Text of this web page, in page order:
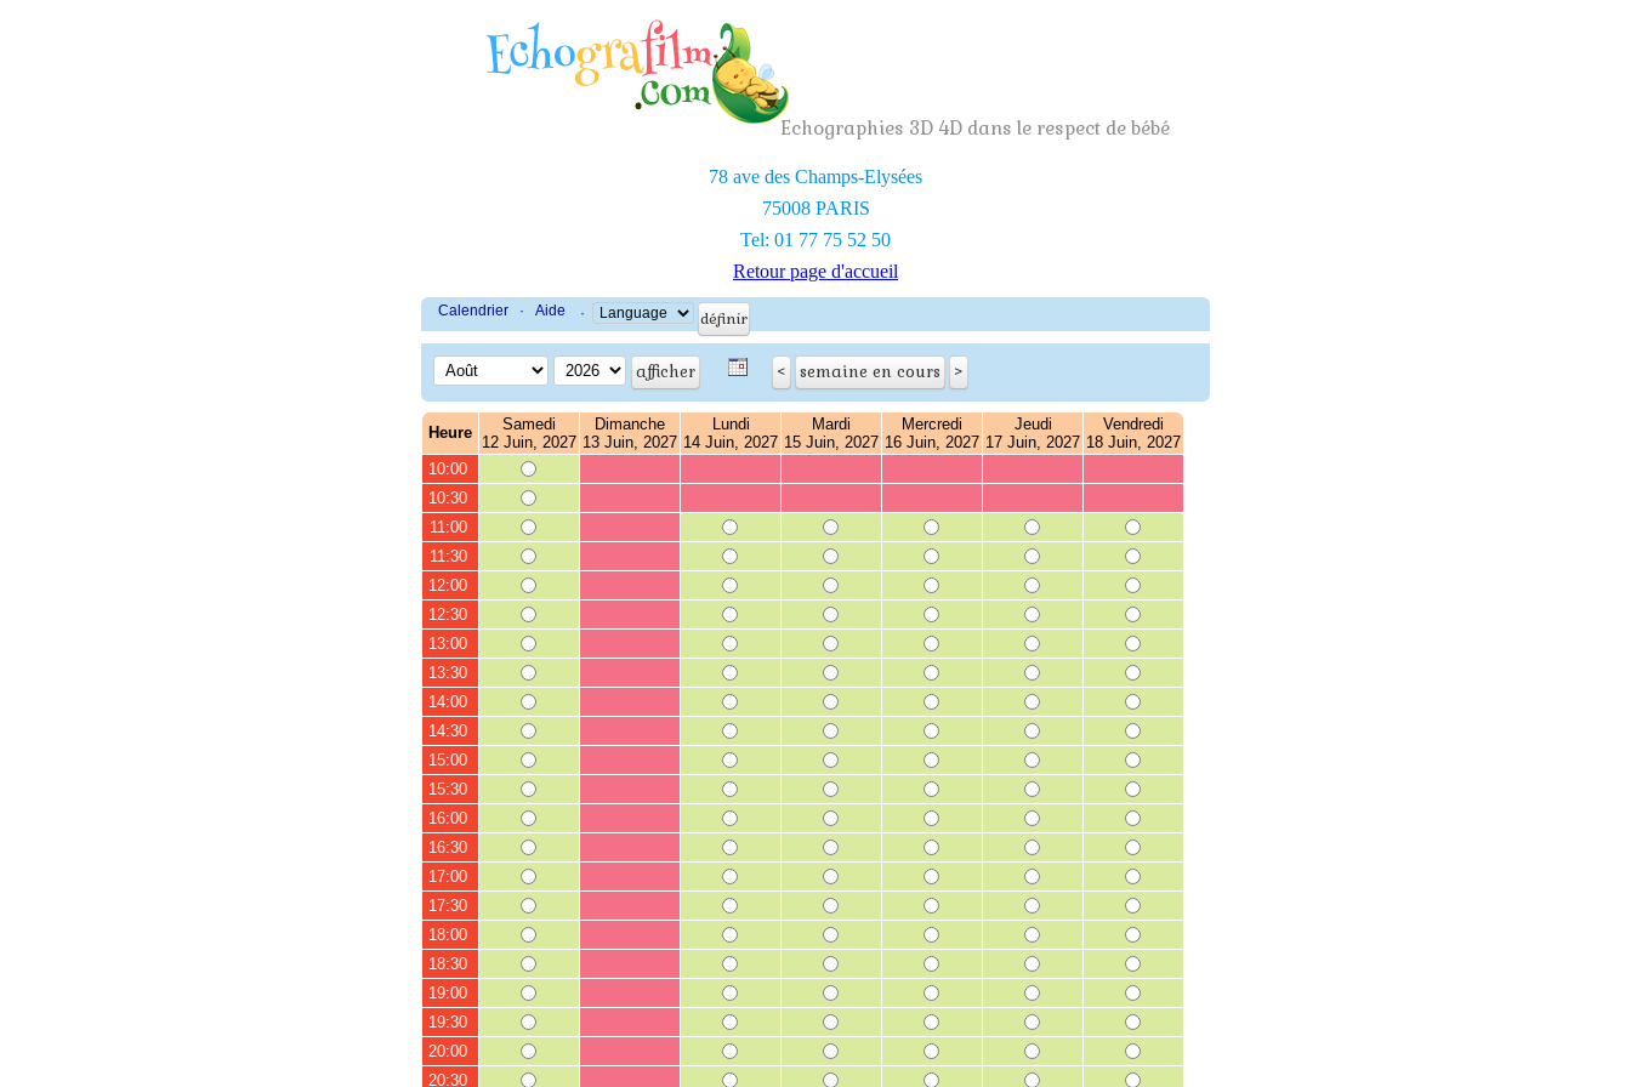
Echographies 3D 4D dans le respect de bébé
78 ave des Champs-Elysées
75008 PARIS
Tel: 01 77 75 52 50
Retour page d'accueil
Calendrier · Aide ·
Heure
Samedi
12 Juin, 2027
Dimanche
13 Juin, 2027
Lundi
14 Juin, 2027
Mardi
15 Juin, 2027
Mercredi
16 Juin, 2027
Jeudi
17 Juin, 2027
Vendredi
18 Juin, 2027
10:00
10:30
11:00
11:30
12:00
12:30
13:00
13:30
14:00
14:30
15:00
15:30
16:00
16:30
17:00
17:30
18:00
18:30
19:00
19:30
20:00
20:30